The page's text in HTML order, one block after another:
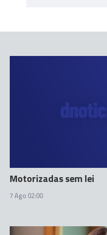
Motorizadas sem lei
7 Ago 02:00